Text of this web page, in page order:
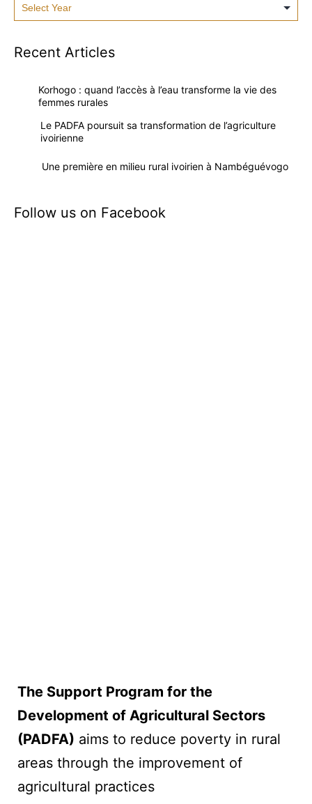
Recent Articles
Korhogo : quand l’accès à l’eau transforme la vie des
femmes rurales
Le PADFA poursuit sa transformation de l’agriculture
ivoirienne
Une première en milieu rural ivoirien à Nambéguévogo
Follow us on Facebook
The Support Program for the
Development of Agricultural Sectors
(PADFA) aims to reduce poverty in rural
areas through the improvement of
agricultural practices